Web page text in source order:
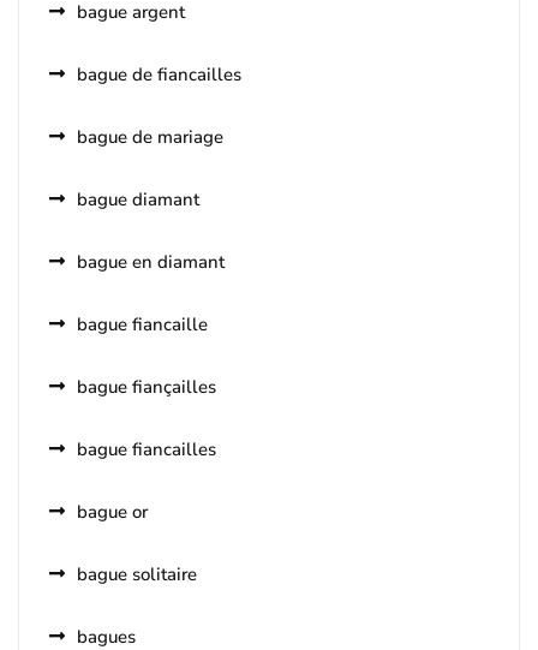
bague argent
bague de fiancailles
bague de mariage
bague diamant
bague en diamant
bague fiancaille
bague fiançailles
bague fiancailles
bague or
bague solitaire
bagues